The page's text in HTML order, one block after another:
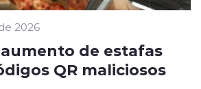
2026
de estafas
QR maliciosos